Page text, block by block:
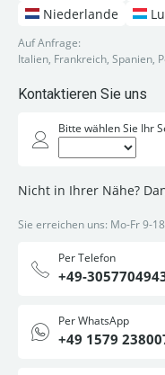
Niederlande
Auf Anfrage:
Italien, Frankreich, Spanien,
Kontaktieren Sie uns
Bitte wählen Sie Ihr
Nicht in Ihrer Nähe?
Sie erreichen uns: Mo-Fr 9-
Per Telefon
+49-
Per WhatsApp
+49 1579